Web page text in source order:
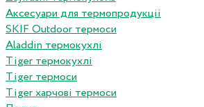
Аксесуари для термопродукціі
SKIF Outdoor термоси
Aladdin термокухлі
Tiger термокухлі
Tiger термоси
Tiger харчові термоси